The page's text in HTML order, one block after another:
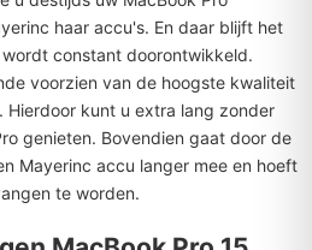
haar accu's. En daar blijft het
constant doorontwikkeld.
voorzien van de hoogste kwaliteit
Hierdoor kunt u extra lang zonder
genieten. Bovendien gaat door de
Mayerinc accu langer mee en hoeft
te worden.